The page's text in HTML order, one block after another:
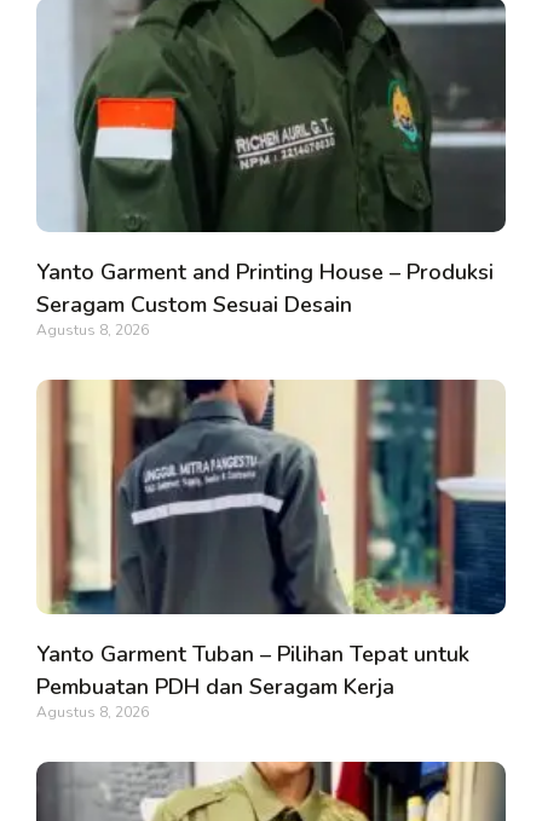
Yanto Garment and Printing House – Produksi
Seragam Custom Sesuai Desain
Agustus 8, 2026
Yanto Garment Tuban – Pilihan Tepat untuk
Pembuatan PDH dan Seragam Kerja
Agustus 8, 2026